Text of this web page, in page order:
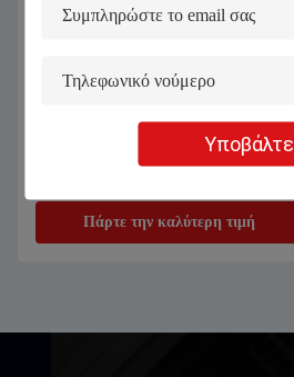
Υποβάλτε
1070nm 1000W 1500W χειροκίνητη
μηχανή συγκόλλησης λέιζερ για
χάλυβα
Πάρτε την καλύτερη τιμή